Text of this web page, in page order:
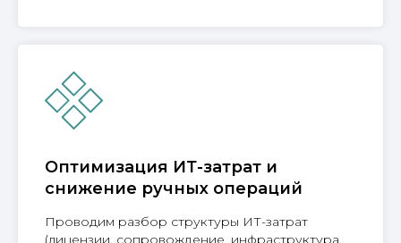
Оптимизация ИТ-затрат и
снижение ручных операций
Проводим разбор структуры ИТ-затрат
(лицензии, сопровождение, инфраструктура,